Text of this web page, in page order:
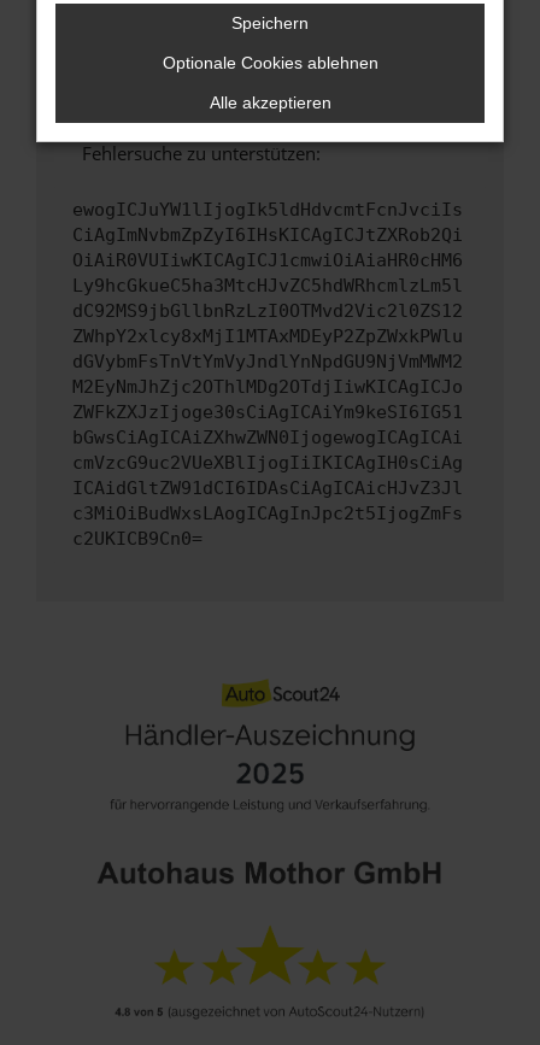
Wende dich an den Webseitenbetreiber.
hast, kontaktiere uns bitte. Wir werden
versuchen, das Problem zu beheben. Du kannst
uns diesen Text schicken, um uns bei der
Fehlersuche zu unterstützen:
ewogICJuYW1lIjogIk5ldHdvcmtFcnJvciIs
CiAgImNvbmZpZyI6IHsKICAgICJtZXRob2Qi
OiAiR0VUIiwKICAgICJ1cmwiOiAiaHR0cHM6
Ly9hcGkueC5ha3MtcHJvZC5hdWRhcmlzLm5l
dC92MS9jbGllbnRzLzI0OTMvd2Vic2l0ZS12
ZWhpY2xlcy8xMjI1MTAxMDEyP2ZpZWxkPWlu
dGVybmFsTnVtYmVyJndlYnNpdGU9NjVmMWM2
M2EyNmJhZjc2OThlMDg2OTdjIiwKICAgICJo
ZWFkZXJzIjoge30sCiAgICAiYm9keSI6IG51
bGwsCiAgICAiZXhwZWN0IjogewogICAgICAi
cmVzcG9uc2VUeXBlIjogIiIKICAgIH0sCiAg
ICAidGltZW91dCI6IDAsCiAgICAicHJvZ3Jl
c3MiOiBudWxsLAogICAgInJpc2t5IjogZmFs
c2UKICB9Cn0=
Speichern
Optionale Cookies ablehnen
Alle akzeptieren